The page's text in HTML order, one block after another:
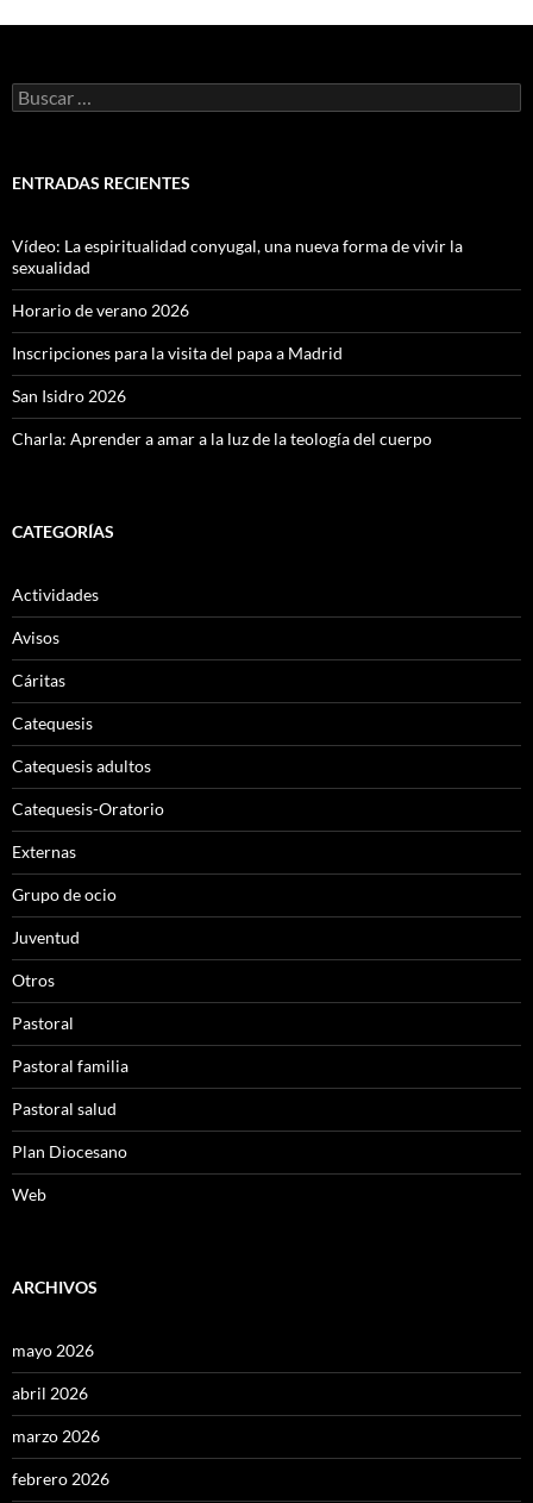
Buscar:
ENTRADAS RECIENTES
Vídeo: La espiritualidad conyugal, una nueva forma de vivir la
sexualidad
Horario de verano 2026
Inscripciones para la visita del papa a Madrid
San Isidro 2026
Charla: Aprender a amar a la luz de la teología del cuerpo
CATEGORÍAS
Actividades
Avisos
Cáritas
Catequesis
Catequesis adultos
Catequesis-Oratorio
Externas
Grupo de ocio
Juventud
Otros
Pastoral
Pastoral familia
Pastoral salud
Plan Diocesano
Web
ARCHIVOS
mayo 2026
abril 2026
marzo 2026
febrero 2026